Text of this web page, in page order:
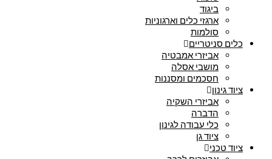
ביגוד
ארגזי כלים וארגוניות
סולמות
כלים סניטריים
אביזרי אמבטיה
מושבי אסלה
חסכמים ומסננות
ציוד גינון
אביזרי השקיה
הדברה
כלי עבודה לגינון
ציוד גן
ציוד טכני